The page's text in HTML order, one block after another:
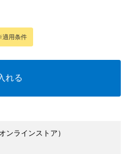
用条件
れる
ンラインストア）